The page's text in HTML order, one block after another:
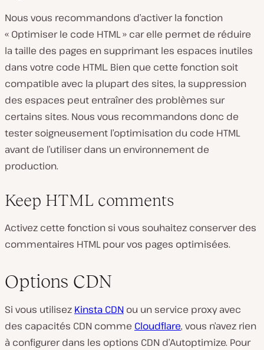
Nous vous recommandons d’activer la fonction
« Optimiser le code HTML » car elle permet de réduire
la taille des pages en supprimant les espaces inutiles
dans votre code HTML. Bien que cette fonction soit
compatible avec la plupart des sites, la suppression
des espaces peut entraîner des problèmes sur
certains sites. Nous vous recommandons donc de
tester soigneusement l’optimisation du code HTML
avant de l’utiliser dans un environnement de
production.
Keep HTML comments
Activez cette fonction si vous souhaitez conserver des
commentaires HTML pour vos pages optimisées.
Options CDN
Si vous utilisez Kinsta CDN ou un service proxy avec
des capacités CDN comme Cloudflare, vous n’avez rien
à configurer dans les options CDN d’Autoptimize. Pour